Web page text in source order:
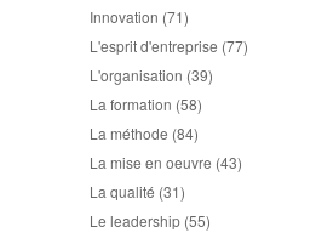
Innovation (71)
L'esprit d'entreprise (77)
L'organisation (39)
La formation (58)
La méthode (84)
La mise en oeuvre (43)
La qualité (31)
Le leadership (55)